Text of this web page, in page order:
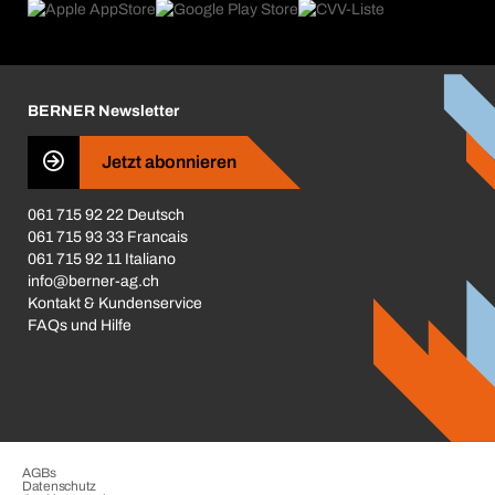
Produktfinder
Was uns antreibt
Business Conduct
BERNER Newsletter
Jetzt abonnieren
061 715 92 22 Deutsch
061 715 93 33 Francais
061 715 92 11 Italiano
info@berner-ag.ch
Kontakt & Kundenservice
FAQs und Hilfe
AGBs
Datenschutz